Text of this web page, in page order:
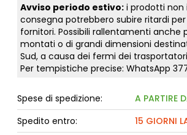
Avviso periodo estivo:i prodotti non
consegna potrebbero subire ritardi
fornitori. Possibili rallentamenti anche
montati o di grandi dimensioni
Sud, a causa dei fermi dei
Per tempistiche precise: WhatsApp
Spese di spedizione:
A PARTIRE
Spedito entro:
15 GIORNI